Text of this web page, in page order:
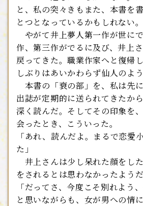
と、私の突々きもまた、本書を
とつとなっているかもしれない。
やがて井上夢人第一作が世に
作、第三作がでるに及び、井上
戻ってきた。職業作家へと復帰
しぶりはあいかわらず仙人のよう
本書の「衰の部」を、私は先
出誌が定期的に送られてきたか
深く読んだ。そしてその印象を
会ったとき、こういった。
「あれ、読んだよ。まるで恋愛
た」
井上さんは少し呆れた顔をし
をされるとは思わなかったようだ
「だってさ、今度こそ別れよう
と思いながらも、女が男への情